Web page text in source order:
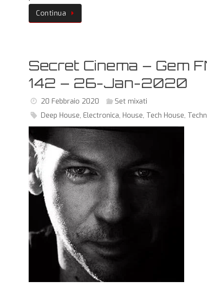
Continua
Secret Cinema – Gem
142 – 26-Jan-2020
20 Febbraio 2020
Set mixati
Deep House, Electronica, House, Tech House,